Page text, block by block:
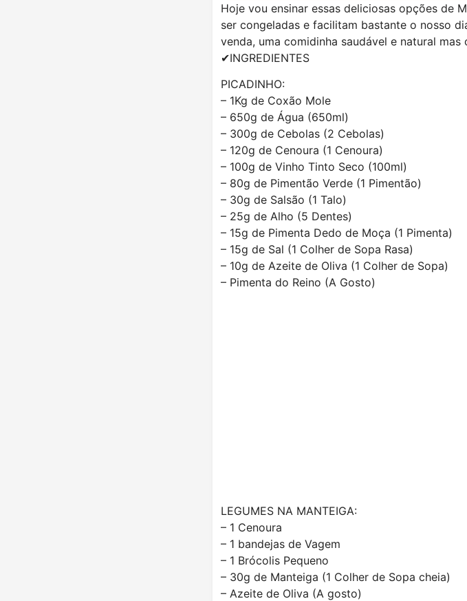
Hoje vou ensinar essas deliciosas opções de
ser congeladas e facilitam bastante o nosso
venda, uma comidinha saudável e natural
✔INGREDIENTES
PICADINHO:
– 1Kg de Coxão Mole
– 650g de Água (650ml)
– 300g de Cebolas (2 Cebolas)
– 120g de Cenoura (1 Cenoura)
– 100g de Vinho Tinto Seco (100ml)
– 80g de Pimentão Verde (1 Pimentão)
– 30g de Salsão (1 Talo)
– 25g de Alho (5 Dentes)
– 15g de Pimenta Dedo de Moça (1 Pimenta)
– 15g de Sal (1 Colher de Sopa Rasa)
– 10g de Azeite de Oliva (1 Colher de Sopa)
– Pimenta do Reino (A Gosto)
LEGUMES NA MANTEIGA:
– 1 Cenoura
– 1 bandejas de Vagem
– 1 Brócolis Pequeno
– 30g de Manteiga (1 Colher de Sopa cheia)
– Azeite de Oliva (A gosto)